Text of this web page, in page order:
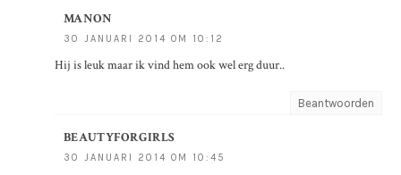
MANON
30 JANUARI 2014 OM 10:12
Hij is leuk maar ik vind hem ook wel erg duur..
Beantwoorden
BEAUTYFORGIRLS
30 JANUARI 2014 OM 10:45